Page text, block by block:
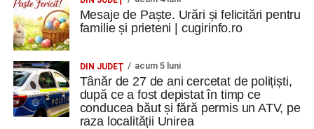
Mesaje de Paște. Urări și felicitări pentru
familie și prieteni | cugirinfo.ro
DIN JUDEŢ acum 5 luni
Tânăr de 27 de ani cercetat de polițiști,
după ce a fost depistat în timp ce
conducea băut și fără permis un ATV, pe
raza localității Unirea